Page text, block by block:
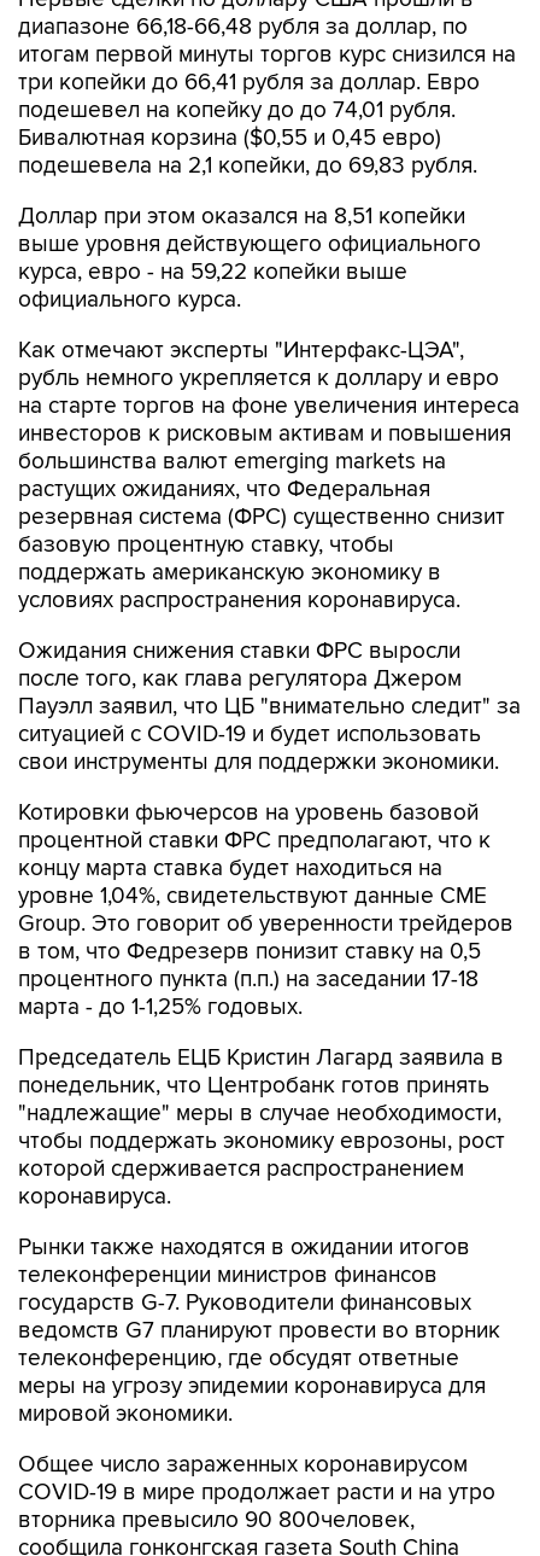
диапазоне 66,18-66,48 рубля за доллар, по
итогам первой минуты торгов курс снизился на
три копейки до 66,41 рубля за доллар. Евро
подешевел на копейку до до 74,01 рубля.
Бивалютная корзина ($0,55 и 0,45 евро)
подешевела на 2,1 копейки, до 69,83 рубля.
Доллар при этом оказался на 8,51 копейки
выше уровня действующего официального
курса, евро - на 59,22 копейки выше
официального курса.
Как отмечают эксперты "Интерфакс-ЦЭА",
рубль немного укрепляется к доллару и евро
на старте торгов на фоне увеличения интереса
инвесторов к рисковым активам и повышения
большинства валют emerging markets на
растущих ожиданиях, что Федеральная
резервная система (ФРС) существенно снизит
базовую процентную ставку, чтобы
поддержать американскую экономику в
условиях распространения коронавируса.
Ожидания снижения ставки ФРС выросли
после того, как глава регулятора Джером
Пауэлл заявил, что ЦБ "внимательно следит" за
ситуацией с COVID-19 и будет использовать
свои инструменты для поддержки экономики.
Котировки фьючерсов на уровень базовой
процентной ставки ФРС предполагают, что к
концу марта ставка будет находиться на
уровне 1,04%, свидетельствуют данные CME
Group. Это говорит об уверенности трейдеров
в том, что Федрезерв понизит ставку на 0,5
процентного пункта (п.п.) на заседании 17-18
марта - до 1-1,25% годовых.
Председатель ЕЦБ Кристин Лагард заявила в
понедельник, что Центробанк готов принять
"надлежащие" меры в случае необходимости,
чтобы поддержать экономику еврозоны, рост
которой сдерживается распространением
коронавируса.
Рынки также находятся в ожидании итогов
телеконференции министров финансов
государств G-7. Руководители финансовых
ведомств G7 планируют провести во вторник
телеконференцию, где обсудят ответные
меры на угрозу эпидемии коронавируса для
мировой экономики.
Общее число зараженных коронавирусом
COVID-19 в мире продолжает расти и на утро
вторника превысило 90 800человек,
сообщила гонконгская газета South China